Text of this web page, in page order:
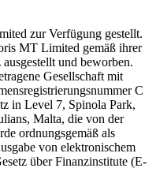
zur Verfügung gestellt.
MT Limited gemäß ihrer
und beworben.
Gesellschaft mit
C
in Level 7, Spinola Park,
Malta, die von der
ordnungsgemäß als
von elektronischem
über Finanzinstitute (E-